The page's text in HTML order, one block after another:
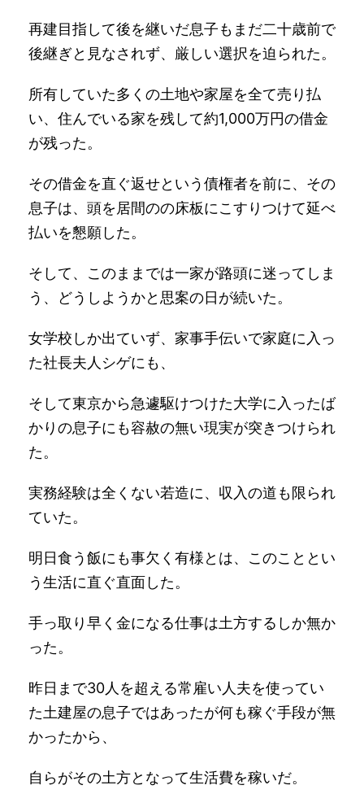
再建目指して後を継いだ息子もまだ二十歳前で
後継ぎと見なされず、厳しい選択を迫られた。
所有していた多くの土地や家屋を全て売り払
い、住んでいる家を残して約1,000万円の借金
が残った。
その借金を直ぐ返せという債権者を前に、その
息子は、頭を居間のの床板にこすりつけて延べ
払いを懇願した。
そして、このままでは一家が路頭に迷ってしま
う、どうしようかと思案の日が続いた。
女学校しか出ていず、家事手伝いで家庭に入っ
た社長夫人シゲにも、
そして東京から急遽駆けつけた大学に入ったば
かりの息子にも容赦の無い現実が突きつけられ
た。
実務経験は全くない若造に、収入の道も限られ
ていた。
明日食う飯にも事欠く有様とは、このこととい
う生活に直ぐ直面した。
手っ取り早く金になる仕事は土方するしか無か
った。
昨日まで30人を超える常雇い人夫を使ってい
た土建屋の息子ではあったが何も稼ぐ手段が無
かったから、
自らがその土方となって生活費を稼いだ。